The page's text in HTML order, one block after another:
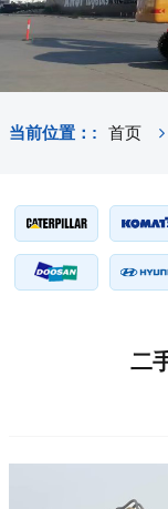
当前位置：: 首页
二